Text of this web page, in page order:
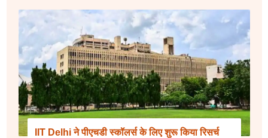
IIT Delhi ने पीएचडी स्कॉलर्स के लिए शुरू किया रिसर्च